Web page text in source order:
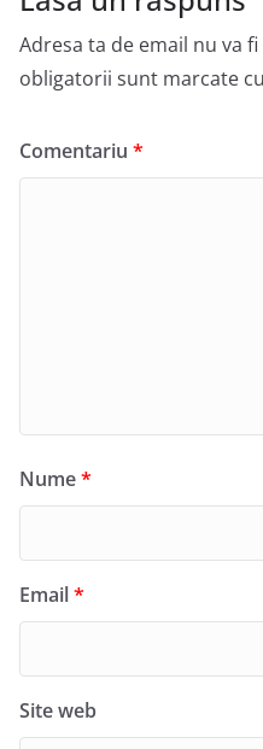
Adresa ta de email nu va
obligatorii sunt marcate cu
Comentariu *
Nume*
Email*
Site web